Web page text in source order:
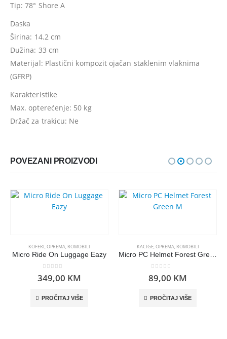
Tip: 78° Shore A
Daska
Širina: 14.2 cm
Dužina: 33 cm
Materijal: Plastični kompozit ojačan staklenim vlaknima
(GFRP)
Karakteristike
Max. opterećenje: 50 kg
Držač za trakicu: Ne
POVEZANI PROIZVODI
KOFERI,OPREMA, ROMOBILI
Micro Ride On Luggage Eazy
0out of 5
349,00 KM
PROČITAJ VIŠE
KACIGE,OPREMA, ROMOBILI
0out of 5
89,00 KM
PROČITAJ VIŠE